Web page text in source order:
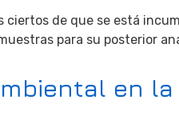
de que se está
para su posterior
en